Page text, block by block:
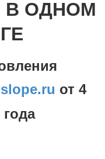
В ОДНОМ
от 4
года